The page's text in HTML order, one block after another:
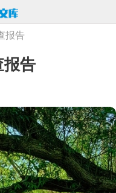
报告
报告